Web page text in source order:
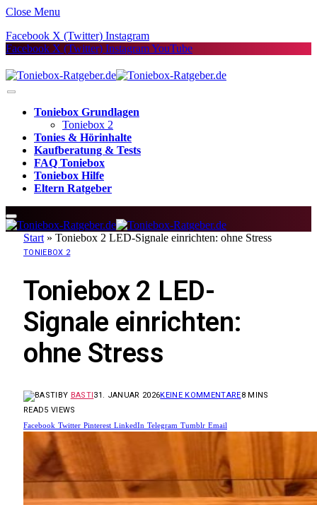
Close Menu
Facebook X (Twitter) Instagram
Facebook X (Twitter) InstagramYouTube
Toniebox Grundlagen
Toniebox 2
Tonies & Hörinhalte
Kaufberatung & Tests
FAQ Toniebox
Toniebox Hilfe
Eltern Ratgeber
Start » Toniebox 2 LED-Signale einrichten: ohne Stress
TONIEBOX 2
Toniebox 2 LED-
Signale einrichten:
ohne Stress
BY BASTI31. JANUAR 2026KEINE KOMMENTARE8 MINS
READ5 VIEWS
Facebook Twitter Pinterest LinkedIn Telegram Tumblr Email